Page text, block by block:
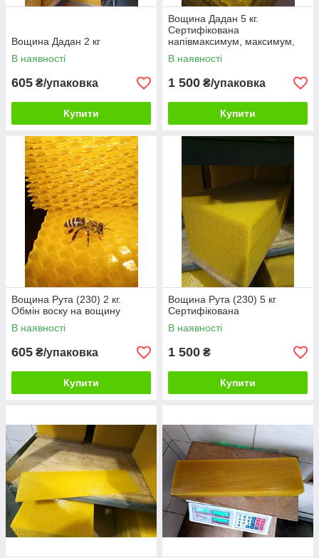
добавки, виключно чистий віск
Вощина Дадан 2 кг
В наявності
605 ₴/упаковка
Купити
Вощина Дадан 5 кг.
Сертифікована
напівмаксимум, максимум,
трутнева
В наявності
1 500 ₴/упаковка
Купити
Вощина Рута (230) 2 кг.
Обмін воску на вощину
В наявності
605 ₴/упаковка
Купити
Вощина Рута (230) 5 кг
Сертифікована
В наявності
1 500 ₴
Купити